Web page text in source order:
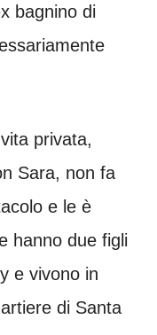
bagnino di
privata,
Sara, non fa
e le è
hanno due figli
e vivono in
di Santa